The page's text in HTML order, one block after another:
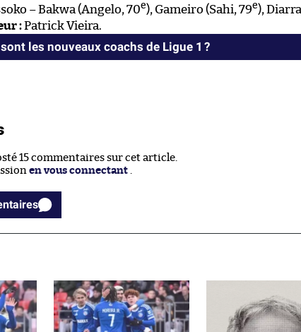
– Bakwa (Angelo, 70e), Gameiro (Sahi, 79e),
:Patrick Vieira.
les nouveaux coachs de Ligue 1 ?
15 commentaires sur cet article.
en vous connectant .